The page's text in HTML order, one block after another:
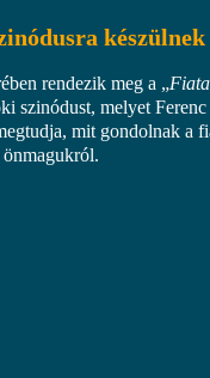
rendezik meg a „
szinódust, melyet
mit gondolnak a